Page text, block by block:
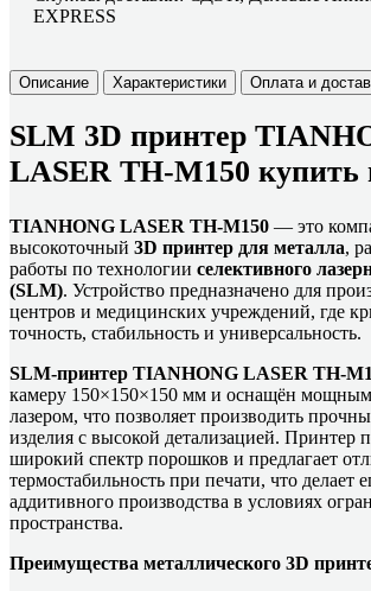
EXPRESS
Описание Характеристики Оплата и
SLM 3D принтер
LASER TH-M150 купить
TIANHONG LASER TH-M150 — это
высокоточный 3D принтер для металла,
работы по технологии селективного
(SLM). Устройство предназначено для
центров и медицинских учреждений, где
точность, стабильность и универсальность.
SLM-принтер TIANHONG LASER TH-
камеру 150×150×150 мм и оснащён
лазером, что позволяет производить
изделия с высокой детализацией. Принтер
широкий спектр порошков и предлагает
термостабильность при печати, что делает
аддитивного производства в условиях
пространства.
Преимущества металлического 3D